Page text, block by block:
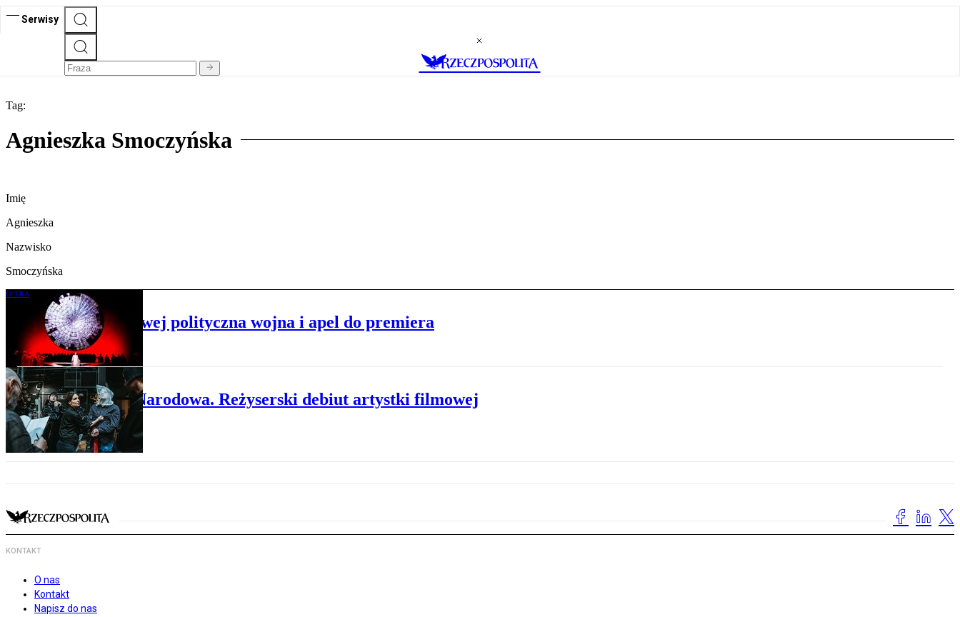
Serwisy
Tag:
Agnieszka Smoczyńska
Imię
Agnieszka
Nazwisko
Smoczyńska
OPERA
W Operze Narodowej polityczna wojna i apel do premiera
OPERA
Opera Narodowa. Reżyserski debiut artystki filmowej
KONTAKT
O nas
Kontakt
Napisz do nas